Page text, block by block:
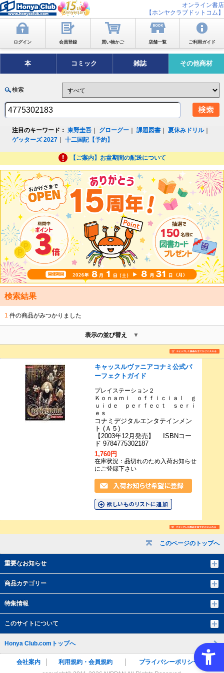
オンライン書店
【ホンヤクラブドットコム】
ログイン 会員登録 買い物かご 店舗一覧 ご利用ガイド
本 コミック 雑誌 その他商材
検索
注目のキーワード： 東野圭吾 グローグー ｜課題図書 ｜夏休みドリル｜
ゲッターズ 2027 ｜十二国記【予約】
【ご案内】お盆期間の配送について
このページのトップへ
重要なお知らせ
商品カテゴリー
特集情報
このサイトについて
検索結果
1 件の商品がみつかりました
表示の並び替え
キャッスルヴァニアコナミ公式パ
ーフェクトガイド
プレイステーション２
Ｋｏｎａｍｉ ｏｆｆｉｃｉａｌ ｇ
ｕｉｄｅ ｐｅｒｆｅｃｔ ｓｅｒｉ
ｅｓ
コナミデジタルエンタテインメン
ト (Ａ５)
【2003年12月発売】 ISBNコー
ド 9784775302187
1,760円
在庫状況：品切れのため入荷お知らせ
にご登録下さい
Honya Club.comトップへ
会社案内 利用規約・会員規約
プライバシーポリシー